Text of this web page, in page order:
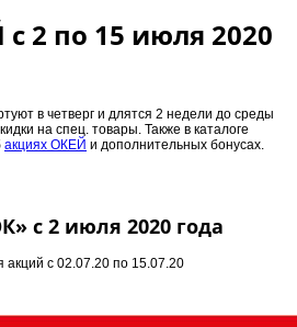
2 по 15 июля 2020
в четверг и длятся 2 недели до среды
на спец. товары. Также в каталоге
акциях ОКЕЙ и дополнительных бонусах.
с 2 июля 2020 года
акций с 02.07.20 по 15.07.20